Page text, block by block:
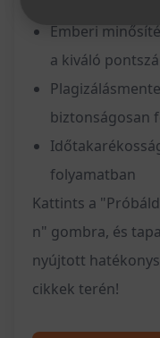
Emberi
a kiváló
biztonságosan
folyamatban
Kattints a
n" gombra, és
nyújtott
cikkek terén!